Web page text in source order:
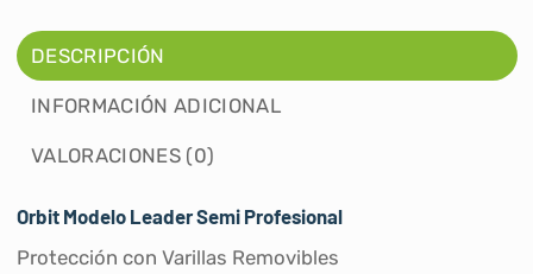
DESCRIPCIÓN
INFORMACIÓN ADICIONAL
VALORACIONES (0)
Orbit Modelo Leader Semi Profesional
Protección con Varillas Removibles